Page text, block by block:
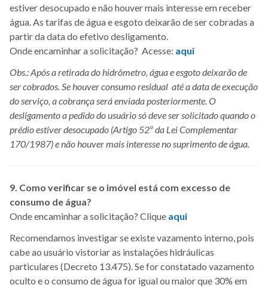
estiver desocupado e não houver mais interesse em receber
água. As tarifas de água e esgoto deixarão de ser cobradas a
partir da data do efetivo desligamento.
Onde encaminhar a solicitação? Acesse: aqui
Obs.: Após a retirada do hidrômetro, água e esgoto deixarão de
ser cobrados. Se houver consumo residual até a data de execução
do serviço, a cobrança será enviada posteriormente. O
desligamento a pedido do usuário só deve ser solicitado quando o
prédio estiver desocupado (Artigo 52º da Lei Complementar
170/1987) e não houver mais interesse no suprimento de água.
9. Como verificar se o imóvel está com excesso de
consumo de água?
Onde encaminhar a solicitação? Clique aqui
Recomendamos investigar se existe vazamento interno, pois
cabe ao usuário vistoriar as instalações hidráulicas
particulares (Decreto 13.475). Se for constatado vazamento
oculto e o consumo de água for igual ou maior que 30% em